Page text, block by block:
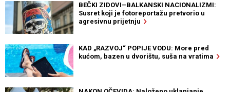
BEČKI ZIDOVI–BALKANSKI NACIONALIZMI:
Susret koji je fotoreportažu pretvorio u
agresivnu prijetnju
KAD „RAZVOJ“ POPIJE VODU: More pred
kućom, bazen u dvorištu, suša na vratima